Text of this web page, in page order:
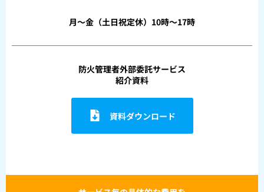
月〜金（土日祝定休）10時〜17時
防火管理者外部委託サービス
紹介資料
資料ダウンロード